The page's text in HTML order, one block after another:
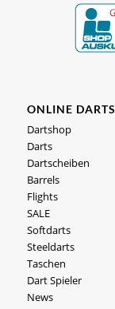
ONLINE
Dartshop
Darts
Dartscheiben
Barrels
Flights
SALE
Softdarts
Steeldarts
Taschen
Dart Spieler
News